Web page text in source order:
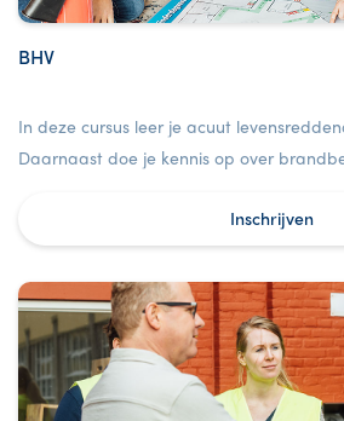
BHV
In deze cursus leer je acuut
Daarnaast doe je kennis op over
Inschrijven